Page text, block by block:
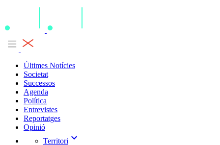
Últimes Notícies
Societat
Successos
Agenda
Política
Entrevistes
Reportatges
Opinió
Territori expand_more